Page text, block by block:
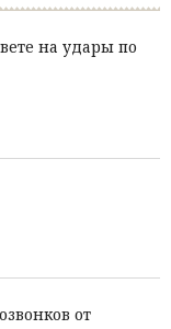
на удары по
от